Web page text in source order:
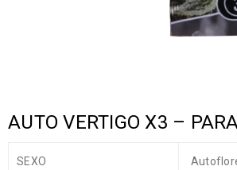
AUTO VERTIGO X3 –
SEXO